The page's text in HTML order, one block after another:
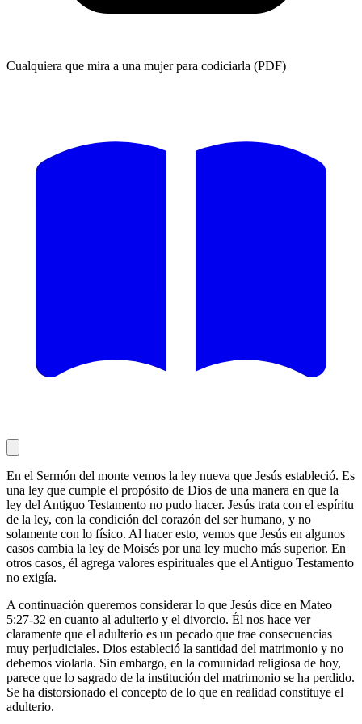
Cualquiera que mira a una mujer para codiciarla (PDF)
En el Sermón del monte vemos la ley nueva que Jesús estableció. Es
una ley que cumple el propósito de Dios de una manera en que la
ley del Antiguo Testamento no pudo hacer. Jesús trata con el espíritu
de la ley, con la condición del corazón del ser humano, y no
solamente con lo físico. Al hacer esto, vemos que Jesús en algunos
casos cambia la ley de Moisés por una ley mucho más superior. En
otros casos, él agrega valores espirituales que el Antiguo Testamento
no exigía.
A continuación queremos considerar lo que Jesús dice en Mateo
5:27-32 en cuanto al adulterio y el divorcio. Él nos hace ver
claramente que el adulterio es un pecado que trae consecuencias
muy perjudiciales. Dios estableció la santidad del matrimonio y no
debemos violarla. Sin embargo, en la comunidad religiosa de hoy,
parece que lo sagrado de la institución del matrimonio se ha perdido.
Se ha distorsionado el concepto de lo que en realidad constituye el
adulterio.